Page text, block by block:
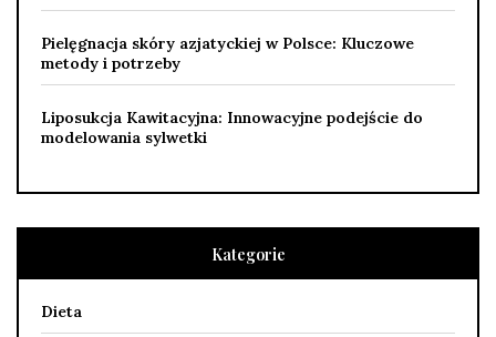
Pielęgnacja skóry azjatyckiej w Polsce: Kluczowe
metody i potrzeby
Liposukcja Kawitacyjna: Innowacyjne podejście do
modelowania sylwetki
Kategorie
Dieta